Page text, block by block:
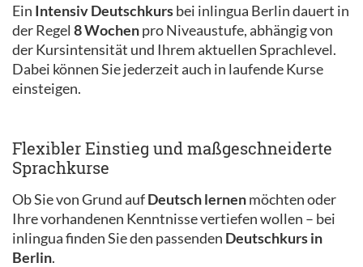
Ein Intensiv Deutschkursbei inlingua Berlin dauert in
der Regel 8 Wochenpro Niveaustufe, abhängig von
der Kursintensität und Ihrem aktuellen Sprachlevel.
Dabei können Sie jederzeit auch in laufende Kurse
einsteigen.
Flexibler Einstieg und maßgeschneiderte
Sprachkurse
Ob Sie von Grund aufDeutsch lernenmöchten oder
Ihre vorhandenen Kenntnisse vertiefen wollen – bei
inlingua finden Sie den passenden Deutschkurs in
Berlin.